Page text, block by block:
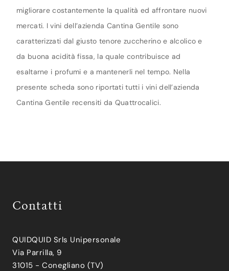
migliorare costantemente la qualità ed affrontare nuovi
mercati. I vini dell’azienda Cantina Gentile sono
caratterizzati dal giusto tenore zuccherino e alcolico e
da buona acidità fissa, la quale contribuisce ad
esaltarne i profumi e a mantenerli nel tempo. Nella
presente scheda sono riportati tutti i vini dell’azienda
Cantina Gentile recensiti da Quattrocalici.
Contatti
QUIDQUID Srls Unipersonale
Via Parrilla, 9
31015 - Conegliano (TV)